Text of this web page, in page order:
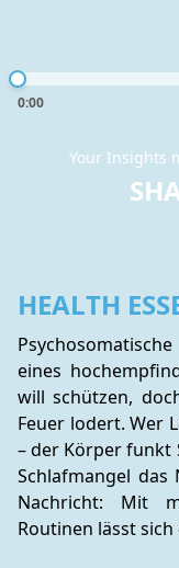
0:00
Your Insights
HEALTH
eines
will schützen,
Feuer lodert. Wer
– der Körper funkt
Schlafmangel das
Nachricht: Mit
Routinen lässt